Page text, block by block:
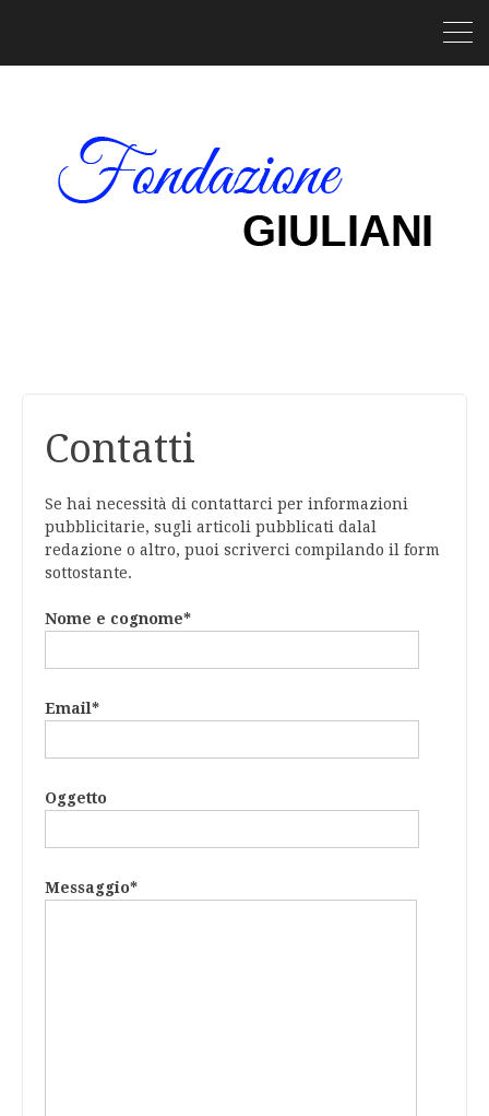
Contatti
Se hai necessità di contattarci per informazioni
pubblicitarie, sugli articoli pubblicati dalal
redazione o altro, puoi scriverci compilando il form
sottostante.
Nome e cognome*
Email*
Oggetto
Messaggio*